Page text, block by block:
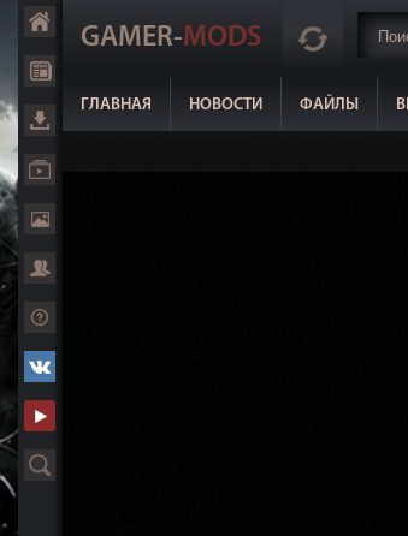
GAMER-MODS
ГЛАВНАЯ НОВОСТИ ФАЙЛЫ